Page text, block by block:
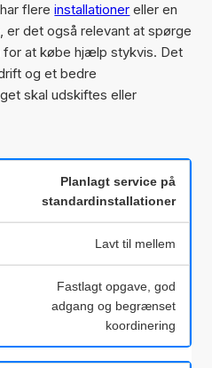
flereinstallationer eller en
er det også relevant at spørge
at købe hjælp stykvis. Det
og et bedre
skal udskiftes eller
Planlagt service på
standardinstallationer
Lavt til mellem
Fastlagt opgave, god
adgang og begrænset
koordinering